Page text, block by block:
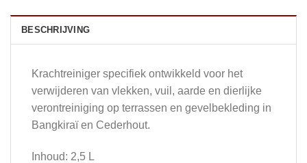
BESCHRIJVING
Krachtreiniger specifiek ontwikkeld voor het
verwijderen van vlekken, vuil, aarde en dierlijke
verontreiniging op terrassen en gevelbekleding in
Bangkiraï en Cederhout.
Inhoud: 2,5 L